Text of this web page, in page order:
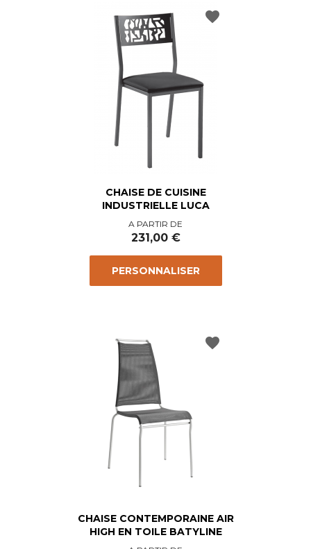
CHAISE DE CUISINE
INDUSTRIELLE LUCA
Prix
A PARTIR DE
231,00 €
PERSONNALISER
favorite
CHAISE CONTEMPORAINE AIR
HIGH EN TOILE BATYLINE
favorite